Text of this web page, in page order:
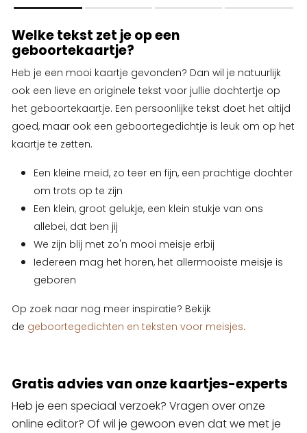
Welke tekst zet je op een
geboortekaartje?
Heb je een mooi kaartje gevonden? Dan wil je natuurlijk
ook een lieve en originele tekst voor jullie dochtertje op
het geboortekaartje. Een persoonlijke tekst doet het altijd
goed, maar ook een geboortegedichtje is leuk om op het
kaartje te zetten.
Een kleine meid, zo teer en fijn, een prachtige dochter
om trots op te zijn
Een klein, groot gelukje, een klein stukje van ons
allebei, dat ben jij
We zijn blij met zo'n mooi meisje erbij
Iedereen mag het horen, het allermooiste meisje is
geboren
Op zoek naar nog meer inspiratie? Bekijk
de geboortegedichten en teksten voor meisjes.
Gratis advies van onze kaartjes-experts
Heb je een speciaal verzoek? Vragen over onze
online editor? Of wil je gewoon even dat we met je